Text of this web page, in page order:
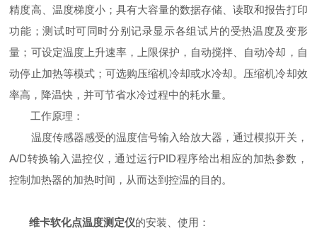
精度高、温度梯度小；具有大容量的数据存储、读取和报告打印
功能；测试时可同时分别记录显示各组试片的受热温度及变形
量；可设定温度上升速率，上限保护，自动搅拌、自动冷却，自
动停止加热等模式；可选购压缩机冷却或水冷却。压缩机冷却效
率高，降温快，并可节省水冷过程中的耗水量。
工作原理：
温度传感器感受的温度信号输入给放大器，通过模拟开关，
A/D转换输入温控仪，通过运行PID程序给出相应的加热参数，
控制加热器的加热时间，从而达到控温的目的。
维卡软化点温度测定仪的安装、使用：